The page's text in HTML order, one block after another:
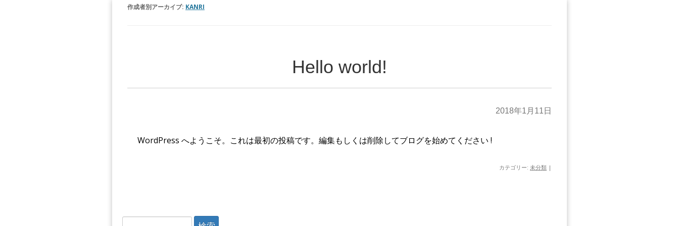
作成者別アーカイブ: KANRI
Hello world!
2018年1月11日
WordPress へようこそ。これは最初の投稿です。編集もしくは削除してブログを始めてください !
カテゴリー: 未分類 |